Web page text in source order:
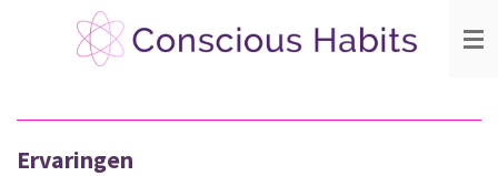
hoofdinhoud
Ervaringen